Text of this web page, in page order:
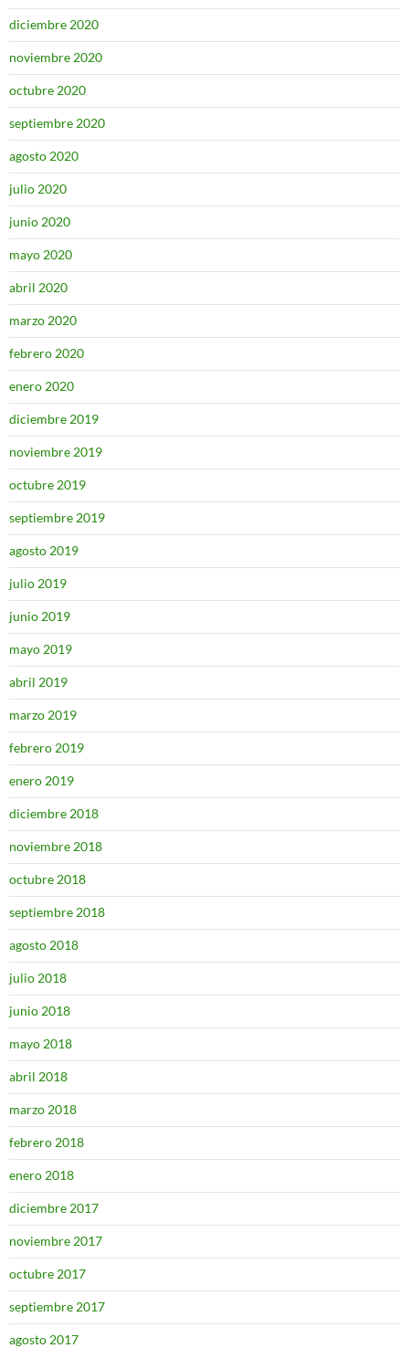
diciembre 2020
noviembre 2020
octubre 2020
septiembre 2020
agosto 2020
julio 2020
junio 2020
mayo 2020
abril 2020
marzo 2020
febrero 2020
enero 2020
diciembre 2019
noviembre 2019
octubre 2019
septiembre 2019
agosto 2019
julio 2019
junio 2019
mayo 2019
abril 2019
marzo 2019
febrero 2019
enero 2019
diciembre 2018
noviembre 2018
octubre 2018
septiembre 2018
agosto 2018
julio 2018
junio 2018
mayo 2018
abril 2018
marzo 2018
febrero 2018
enero 2018
diciembre 2017
noviembre 2017
octubre 2017
septiembre 2017
agosto 2017